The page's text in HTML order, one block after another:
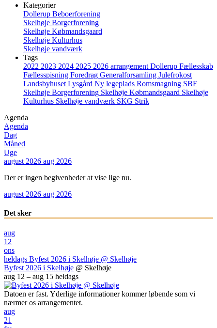
Kategorier
Dollerup Beboerforening
Skelhøje Borgerforening
Skelhøje Købmandsgaard
Skelhøje Kulturhus
Skelhøje vandværk
Tags
2022 2023 2024 2025 2026 arrangement Dollerup Fællesskab
Fællesspisning Foredrag Generalforsamling Julefrokost
Landsbyhuset Lysgård Ny legeplads Romsmagning SBF
Skelhøje Borgerforening Skelhøje Købmandsgaard Skelhøje
Kulturhus Skelhøje vandværk SKG Strik
Agenda
Agenda
Dag
Måned
Uge
august 2026 aug 2026
Der er ingen begivenheder at vise lige nu.
august 2026 aug 2026
Det sker
aug
12
ons
heldags Byfest 2026 i Skelhøje @ Skelhøje
Byfest 2026 i Skelhøje @ Skelhøje
aug 12 – aug 15 heldags
Datoen er fast. Yderlige informationer kommer løbende som vi
nærmer os arrangementet.
aug
21